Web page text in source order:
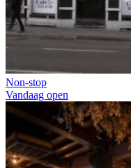
Non-stop
Vandaag open